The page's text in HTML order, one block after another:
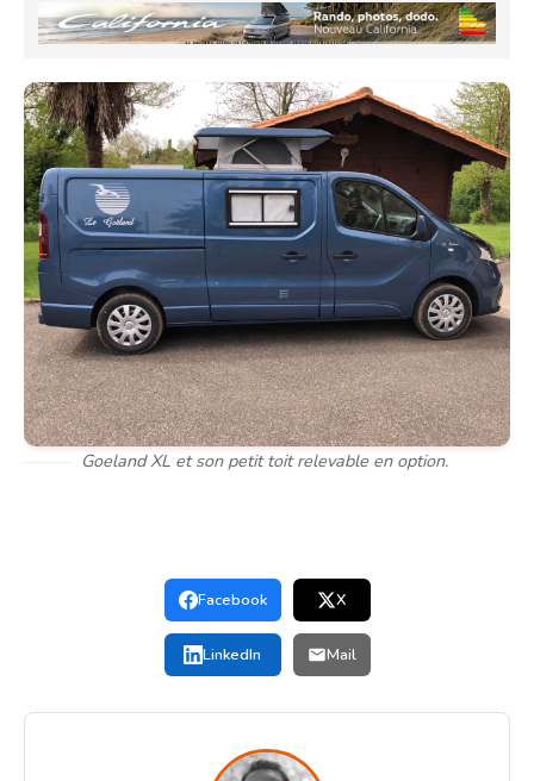
Goeland XL et son petit toit relevable en option.
Facebook X
LinkedIn Mail